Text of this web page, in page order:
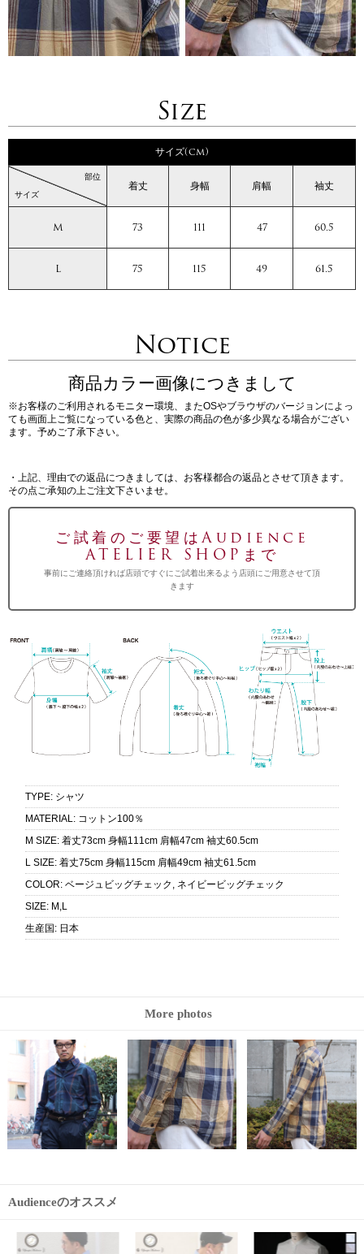
Size
サイズ(cm)
サイズ
部位
着丈 身幅 肩幅 袖丈
M 73 111 47 60.5
L 75 115 49 61.5
Notice
商品カラー画像につきまして
※お客様のご利用されるモニター環境、またOSやブラウザのバージョンによっ
ても画面上ご覧になっている色と、実際の商品の色が多少異なる場合がござい
ます。予めご了承下さい。
・上記、理由での返品につきましては、お客様都合の返品とさせて頂きます。
その点ご承知の上ご注文下さいませ。
ご試着のご要望はAudience
ATELIER SHOPまで
事前にご連絡頂ければ店頭ですぐにご試着出来るよう店頭にご用意させて頂
きます
TYPE: シャツ
MATERIAL: コットン100％
M SIZE: 着丈73cm 身幅111cm 肩幅47cm 袖丈60.5cm
L SIZE: 着丈75cm 身幅115cm 肩幅49cm 袖丈61.5cm
COLOR: ベージュビッグチェック, ネイビービッグチェック
SIZE: M,L
生産国 : 日本
More photos
Audienceのオススメ